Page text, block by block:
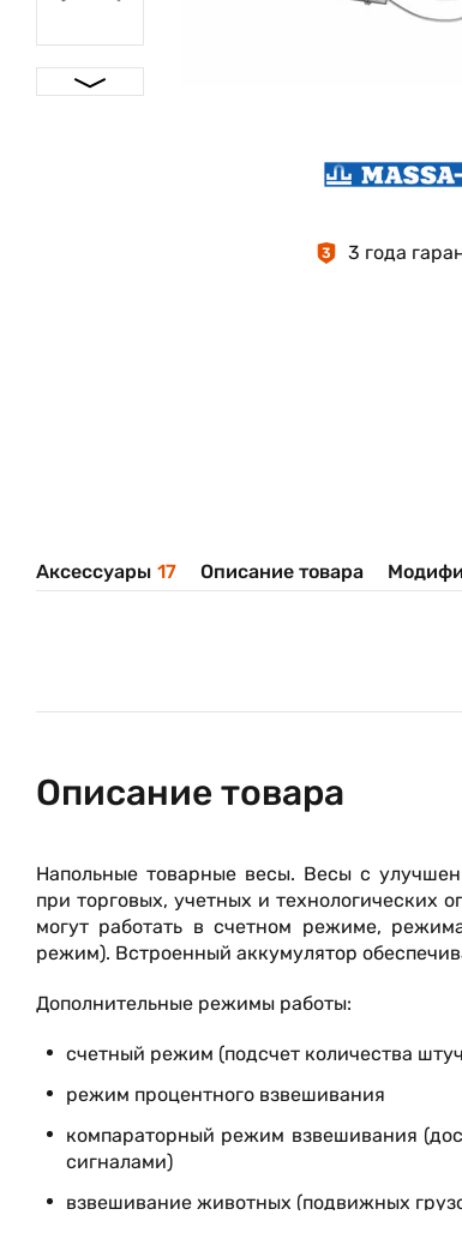
3 3 года
Аксессуары 17 Описание товара
Описание товара
Напольные товарные весы. Весы с
при торговых, учетных и
могут работать в счетном режиме,
режим). Встроенный аккумулятор
Дополнительные режимы работы:
счетный режим (подсчет количества
режим процентного взвешивания
компараторный режим взвешивания
сигналами)
взвешивание животных (подвижных